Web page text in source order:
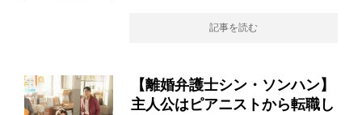
記事を読む
【離婚弁護士シン・ソンハン】
主人公はピアニストから転職し